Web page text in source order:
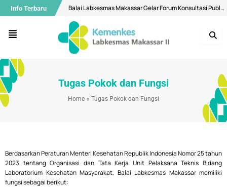
Info Terbaru
Balai Labkesmas Makassar Gelar Forum Konsultasi Publik, Perkuat Komitmen Pelayanan Prima dan Integritas
Diseminasi Hasil Surveilans Triwulan I 2026: Perkuat Pengawasan Kualitas Air dan Penyakit Pernapasan
Selamat Hari Ulang Tahun ke-28 Balai Labkesmas Batam!
Motivasi Ramadhan, Bangun Konsistensi Ibadah Kepada Allah Yang Maha Kuasa
Balai Labkesmas Makassar Perkuat Pengelolaan Sampah Domestik melalui Sistem Pemilahan
Menu
Tugas Pokok dan Fungsi
Home Tugas Pokok dan Fungsi
Berdasarkan Peraturan Menteri Kesehatan Republik Indonesia Nomor 25 tahun
2023 tentang Organisasi dan Tata Kerja Unit Pelaksana Teknis Bidang
Laboratorium Kesehatan Masyarakat, Balai Labkesmas Makassar memiliki
fungsi sebagai berikut: